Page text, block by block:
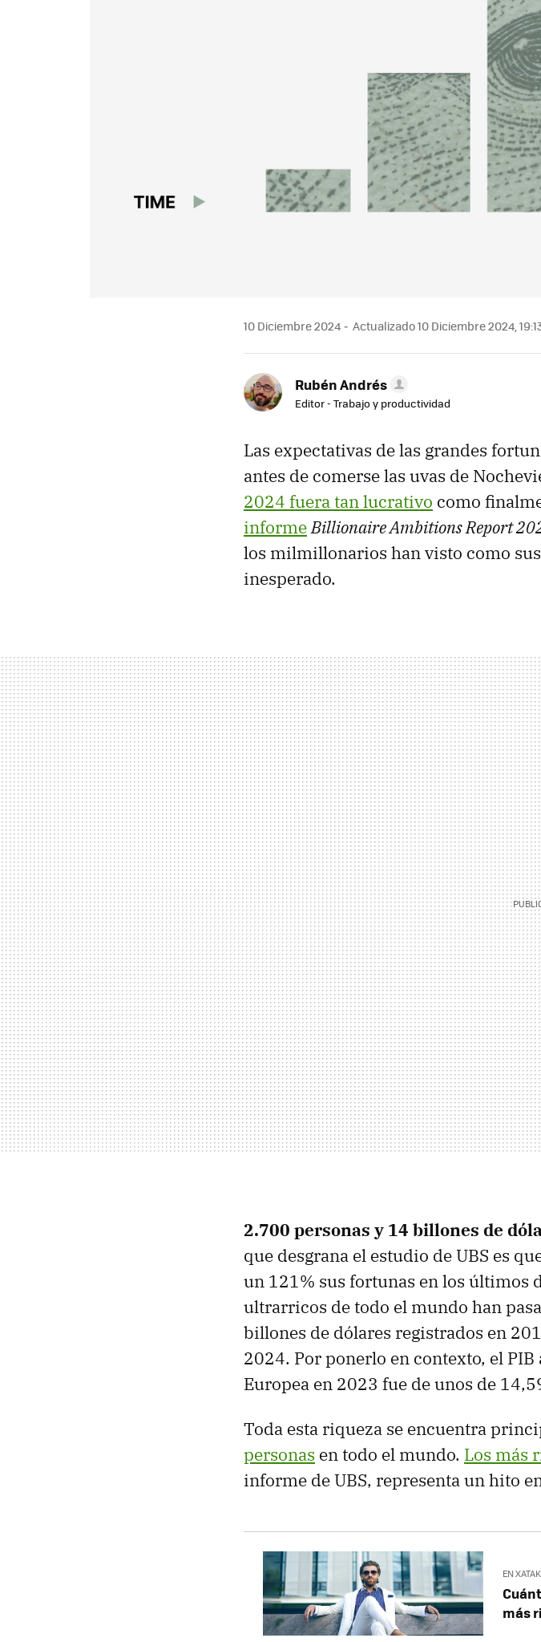
10 Diciembre 2024 Actualizado 10 Diciembre 2024,
Rubén Andrés
Editor - Trabajo y productividad
Las expectativas de las grandes
antes de comerse las uvas de
2024 fuera tan lucrativo como
informeBillionaire Ambitions Report
los milmillonarios han visto como
inesperado.
2.700 personas y 14 billones de
que desgrana el estudio de UBS es
un 121% sus fortunas en los últimos
ultrarricos de todo el mundo han
billones de dólares registrados en
2024. Por ponerlo en contexto, el
Europea en 2023 fue de unos de
Toda esta riqueza se encuentra
personas en todo el mundo. Los más
informe de UBS, representa un hito
EN
más